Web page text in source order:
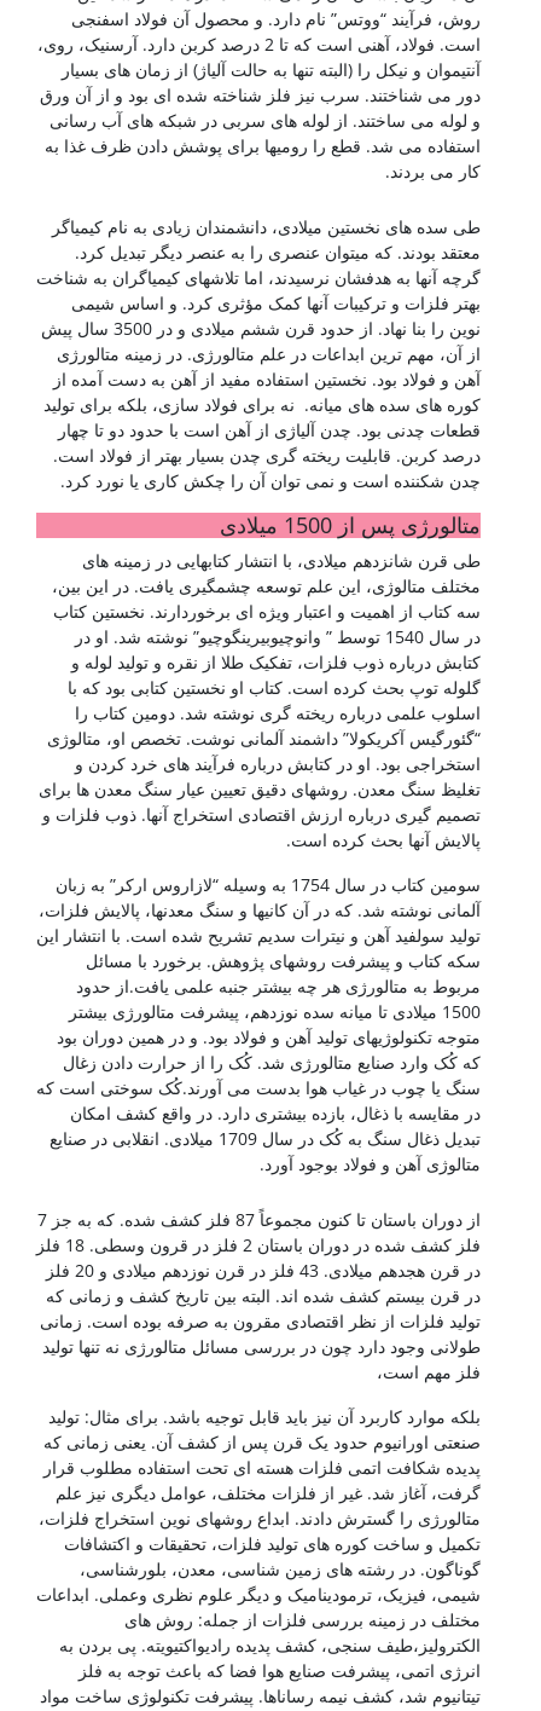
روش، فرآیند “ووتس” نام دارد. و محصول آن فولاد اسفنجی
است. فولاد، آهنی است که تا 2 درصد کربن دارد. آرسنیک، روی،
آنتیموان و نیکل را (البته تنها به حالت آلیاژ) از زمان های بسیار
دور می شناختند. سرب نیز فلز شناخته شده ای بود و از آن ورق
و لوله می ساختند. از لوله های سربی در شبکه های آب رسانی
استفاده می شد. قطع را رومیها برای پوشش دادن ظرف غذا به
کار می بردند.
طی سده های نخستین میلادی، دانشمندان زیادی به نام کیمیاگر
معتقد بودند. که میتوان عنصری را به عنصر دیگر تبدیل کرد.
گرچه آنها به هدفشان نرسیدند، اما تلاشهای کیمیاگران به شناخت
بهتر فلزات و ترکیبات آنها کمک مؤثری کرد. و اساس شیمی
نوین را بنا نهاد. از حدود قرن ششم میلادی و در 3500 سال پیش
از آن، مهم ترین ابداعات در علم متالورژی. در زمینه متالورژی
آهن و فولاد بود. نخستین استفاده مفید از آهن به دست آمده از
کوره های سده های میانه. نه برای فولاد سازی، بلکه برای تولید
قطعات چدنی بود. چدن آلیاژی از آهن است با حدود دو تا چهار
درصد کربن. قابلیت ریخته گری چدن بسیار بهتر از فولاد است.
چدن شکننده است و نمی توان آن را چکش کاری یا نورد کرد.
متالورژی پس از 1500 میلادی
طی قرن شانزدهم میلادی، با انتشار کتابهایی در زمینه های
مختلف متالوژی، این علم توسعه چشمگیری یافت. در این بین،
سه کتاب از اهمیت و اعتبار ویژه ای برخوردارند. نخستین کتاب
در سال 1540 توسط ” وانوچیوبیرینگوچیو” نوشته شد. او در
کتابش درباره ذوب فلزات، تفکیک طلا از نقره و تولید لوله و
گلوله توپ بحث کرده است. کتاب او نخستین کتابی بود که با
اسلوب علمی درباره ریخته گری نوشته شد. دومین کتاب را
“گئورگیس آکریکولا” داشمند آلمانی نوشت. تخصص او، متالوژی
استخراجی بود. او در کتابش درباره فرآیند های خرد کردن و
تغلیظ سنگ معدن. روشهای دقیق تعیین عیار سنگ معدن ها برای
تصمیم گیری درباره ارزش اقتصادی استخراج آنها. ذوب فلزات و
پالایش آنها بحث کرده است.
سومین کتاب در سال 1754 به وسیله “لازاروس ارکر” به زبان
آلمانی نوشته شد. که در آن کانیها و سنگ معدنها، پالایش فلزات،
تولید سولفید آهن و نیترات سدیم تشریح شده است. با انتشار این
سکه کتاب و پیشرفت روشهای پژوهش. برخورد با مسائل
مربوط به متالورژی هر چه بیشتر جنبه علمی یافت.از حدود
1500 میلادی تا میانه سده نوزدهم، پیشرفت متالورژی بیشتر
متوجه تکنولوژیهای تولید آهن و فولاد بود. و در همین دوران بود
که کُک وارد صنایع متالورژی شد. کُک را از حرارت دادن زغال
سنگ یا چوب در غیاب هوا بدست می آورند.کُک سوختی است که
در مقایسه با ذغال، بازده بیشتری دارد. در واقع کشف امکان
تبدیل ذغال سنگ به کُک در سال 1709 میلادی. انقلابی در صنایع
متالوژی آهن و فولاد بوجود آورد.
از دوران باستان تا کنون مجموعاً 87 فلز کشف شده. که به جز 7
فلز کشف شده در دوران باستان 2 فلز در قرون وسطی. 18 فلز
در قرن هجدهم میلادی. 43 فلز در قرن نوزدهم میلادی و 20 فلز
در قرن بیستم کشف شده اند. البته بین تاریخ کشف و زمانی که
تولید فلزات از نظر اقتصادی مقرون به صرفه بوده است. زمانی
طولانی وجود دارد چون در بررسی مسائل متالورژی نه تنها تولید
فلز مهم است،
بلکه موارد کاربرد آن نیز باید قابل توجیه باشد. برای مثال: تولید
صنعتی اورانیوم حدود یک قرن پس از کشف آن. یعنی زمانی که
پدیده شکافت اتمی فلزات هسته ای تحت استفاده مطلوب قرار
گرفت، آغاز شد. غیر از فلزات مختلف، عوامل دیگری نیز علم
متالورژی را گسترش دادند. ابداع روشهای نوین استخراج فلزات،
تکمیل و ساخت کوره های تولید فلزات، تحقیقات و اکتشافات
گوناگون. در رشته های زمین شناسی، معدن، بلورشناسی،
شیمی، فیزیک، ترمودینامیک و دیگر علوم نظری وعملی. ابداعات
مختلف در زمینه بررسی فلزات از جمله: روش های
الکترولیز،طیف سنجی، کشف پدیده رادیواکتیویته. پی بردن به
انرژی اتمی، پیشرفت صنایع هوا فضا که باعث توجه به فلز
تیتانیوم شد، کشف نیمه رساناها. پیشرفت تکنولوژی ساخت مواد